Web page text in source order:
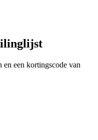
een kortingscode van